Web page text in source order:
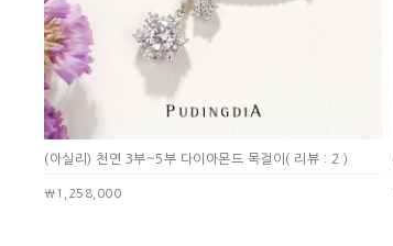
(아실리) 천연 3부~5부 다이아몬드 목걸이 ( 리뷰 : 2 )
￦1,258,000